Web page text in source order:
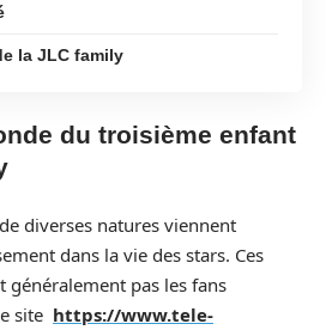
la JLC family
du troisième enfant
diverses natures viennent
dans la vie des stars. Ces
généralement pas les fans
site https://www.tele-